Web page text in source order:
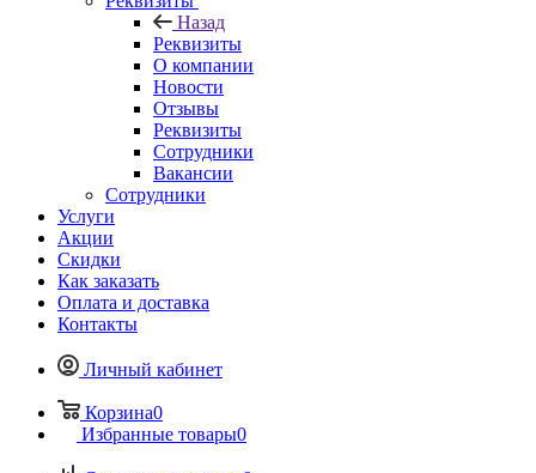
Назад
Реквизиты
О компании
Новости
Отзывы
Реквизиты
Сотрудники
Вакансии
Сотрудники
Услуги
Акции
Скидки
Как заказать
Оплата и доставка
Контакты
Личный кабинет
Корзина0
Избранные товары0